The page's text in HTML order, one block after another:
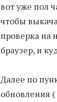
вот уже пол
чтобы
проверка на
браузер, и
Далее по
обновления (